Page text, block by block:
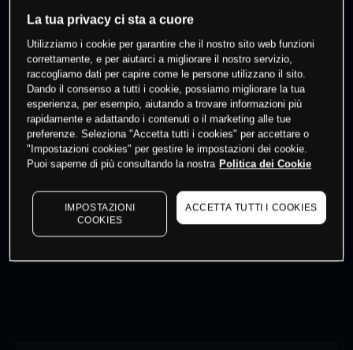
% dei clienti hanno posizioni
questo prodotto
Fai trading
I prezzi sono solo indicativi. Accediper vedere gli ultimi
dati di mercato
to see latest market data
La tua privacy ci sta a cuore
Utilizziamo i cookie per garantire che il nostro sito web funzioni
correttamente, e per aiutarci a migliorare il nostro servizio,
raccogliamo dati per capire come le persone utilizzano il sito.
Dando il consenso a tutti i cookie, possiamo migliorare la tua
esperienza, per esempio, aiutando a trovare informazioni più
rapidamente e adattando i contenuti o il marketing alle tue
preferenze. Seleziona "Accetta tutti i cookies" per accettare o
"Impostazioni cookies" per gestire le impostazioni dei cookie.
Puoi saperne di più consultando la nostra Politica dei Cookie
IMPOSTAZIONI
COOKIES
ACCETTA TUTTI I COOKIES